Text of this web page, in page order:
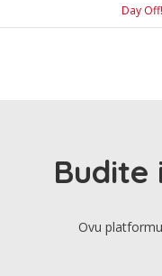
Day
Budite
Ovu